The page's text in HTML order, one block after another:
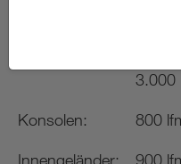
3.000
Konsolen: 800
Innengeländer: 900